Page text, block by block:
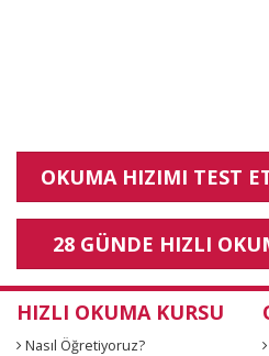
OKUMA HIZIMI TEST
28 GÜNDE HIZLI
HIZLI OKUMA KURSU
Nasıl Öğretiyoruz?